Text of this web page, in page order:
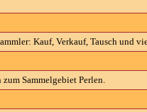
Kauf, Verkauf, Tausch und
Sammelgebiet Perlen.